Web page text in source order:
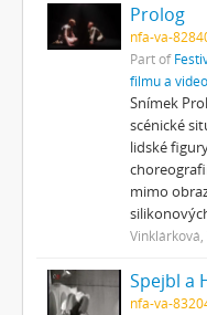
Prolog
nfa-va-
Part of
filmu a
Snímek
scénické
lidské
mimo
Vinklárková,
Spejbl a
nfa-va-